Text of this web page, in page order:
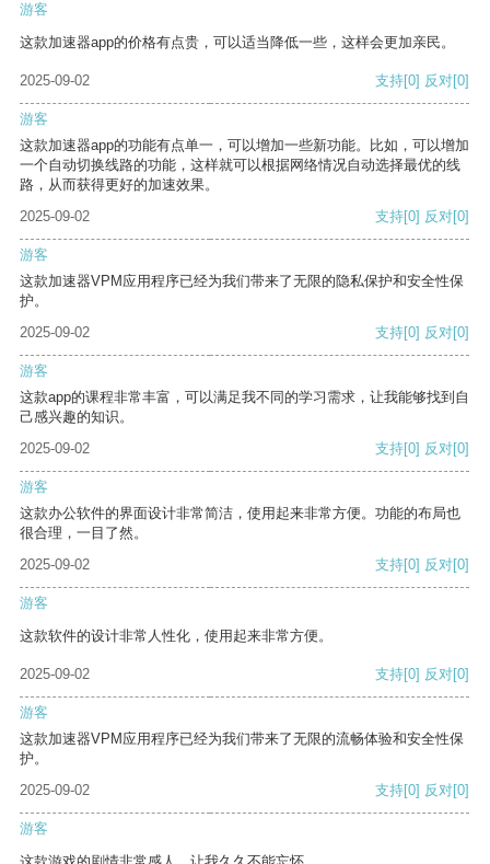
游客
这款加速器app的价格有点贵，可以适当降低一些，这样会更加亲民。
2025-09-02 支持[0] 反对[0]
游客
这款加速器app的功能有点单一，可以增加一些新功能。比如，可以增加
一个自动切换线路的功能，这样就可以根据网络情况自动选择最优的线
路，从而获得更好的加速效果。
2025-09-02
支持[0] 反对[0]
游客
这款加速器VPM应用程序已经为我们带来了无限的隐私保护和安全性保
护。
2025-09-02
支持[0] 反对[0]
游客
这款app的课程非常丰富，可以满足我不同的学习需求，让我能够找到自
己感兴趣的知识。
2025-09-02
支持[0] 反对[0]
游客
这款办公软件的界面设计非常简洁，使用起来非常方便。功能的布局也
很合理，一目了然。
2025-09-02
支持[0] 反对[0]
游客
这款软件的设计非常人性化，使用起来非常方便。
2025-09-02 支持[0] 反对[0]
游客
这款加速器VPM应用程序已经为我们带来了无限的流畅体验和安全性保
护。
2025-09-02
支持[0] 反对[0]
游客